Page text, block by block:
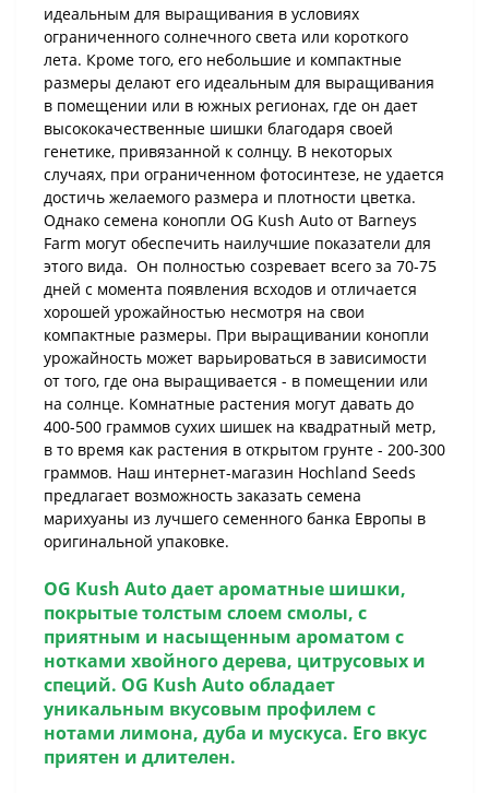
идеальным для выращивания в условиях
ограниченного солнечного света или короткого
лета. Кроме того, его небольшие и компактные
размеры делают его идеальным для выращивания
в помещении или в южных регионах, где он дает
высококачественные шишки благодаря своей
генетике, привязанной к солнцу. В некоторых
случаях, при ограниченном фотосинтезе, не удается
достичь желаемого размера и плотности цветка.
Однако семена конопли OG Kush Auto от Barneys
Farm могут обеспечить наилучшие показатели для
этого вида. Он полностью созревает всего за 70-75
дней с момента появления всходов и отличается
хорошей урожайностью несмотря на свои
компактные размеры. При выращивании конопли
урожайность может варьироваться в зависимости
от того, где она выращивается - в помещении или
на солнце. Комнатные растения могут давать до
400-500 граммов сухих шишек на квадратный метр,
в то время как растения в открытом грунте - 200-300
граммов. Наш интернет-магазин Hochland Seeds
предлагает возможность заказать семена
марихуаны из лучшего семенного банка Европы в
оригинальной упаковке.
OG Kush Autoдает ароматные шишки,
покрытые толстым слоем смолы, с
приятным и насыщенным ароматом с
нотками хвойного дерева, цитрусовых и
специй. OG Kush Auto обладает
уникальным вкусовым профилем с
нотами лимона, дуба и мускуса. Его вкус
приятен и длителен.